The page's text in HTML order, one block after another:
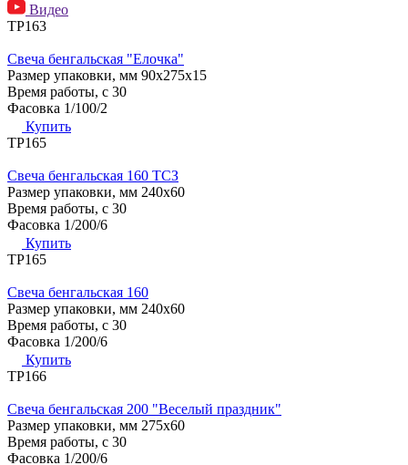
Видео
ТР163
Свеча бенгальская "Елочка"
Размер упаковки, мм 90х275х15
Время работы, с 30
Фасовка 1/100/2
Купить
ТР165
Свеча бенгальская 160 ТСЗ
Размер упаковки, мм 240х60
Время работы, с 30
Фасовка 1/200/6
Купить
ТР165
Свеча бенгальская 160
Размер упаковки, мм 240х60
Время работы, с 30
Фасовка 1/200/6
Купить
ТР166
Свеча бенгальская 200 "Веселый праздник"
Размер упаковки, мм 275х60
Время работы, с 30
Фасовка 1/200/6